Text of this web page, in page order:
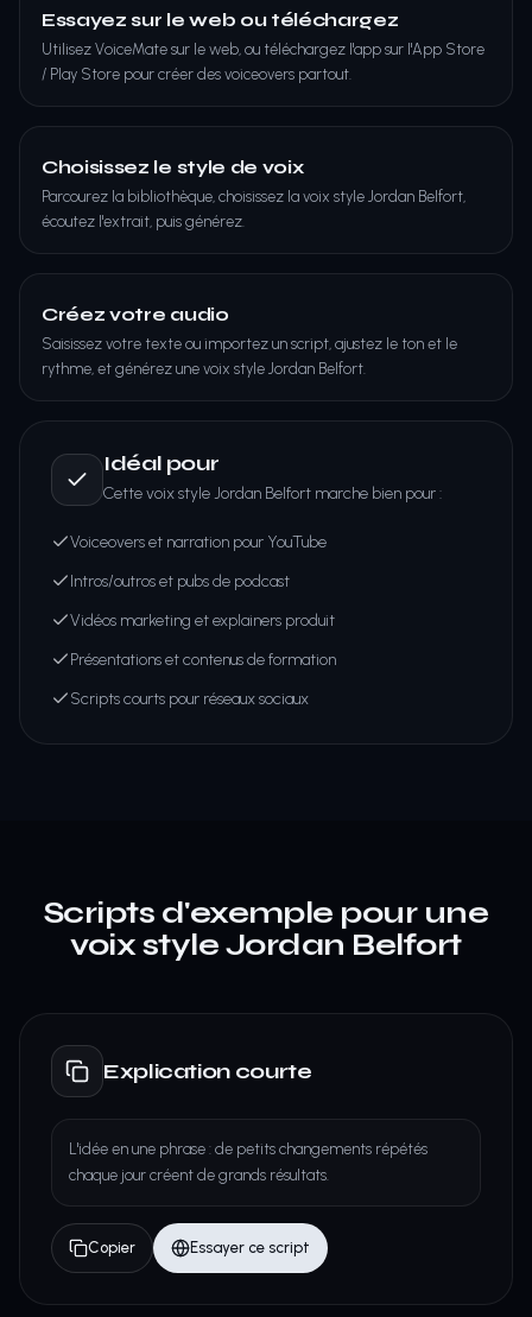
Essayez sur le web ou téléchargez
Utilisez VoiceMate sur le web, ou téléchargez l'app sur l'App Store
/ Play Store pour créer des voiceovers partout.
Choisissez le style de voix
Parcourez la bibliothèque, choisissez la voix style Jordan Belfort,
écoutez l'extrait, puis générez.
Créez votre audio
Saisissez votre texte ou importez un script, ajustez le ton et le
rythme, et générez une voix style Jordan Belfort.
Idéal pour
Cette voix style Jordan Belfort marche bien pour :
Voiceovers et narration pour YouTube
Intros/outros et pubs de podcast
Vidéos marketing et explainers produit
Présentations et contenus de formation
Scripts courts pour réseaux sociaux
Scripts d'exemple pour une
voix style Jordan Belfort
Explication courte
L'idée en une phrase : de petits changements répétés
chaque jour créent de grands résultats.
Copier Essayer ce script